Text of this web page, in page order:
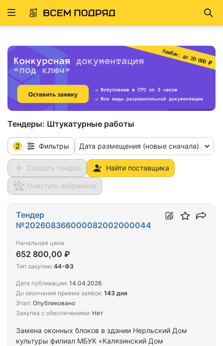
Развернуть
Тендеры: Штукатурные работы
2 Фильтры Дата размещения (новые сначала)
Создать тендер Найти поставщика
Очистить избранное
Замена оконных блоков в здании Нерльский Дом
культуры филиал МБУК «Калязинский Дом
Тендер
№202608366000082002000044
Начальная цена
652 800,00 ₽
Тип закупки: 44-ФЗ
Дата публикации: 14.04.2026
До окончания приема заявок: 143 дня
Этап: Опубликовано
Закупка с обеспечением: Нет